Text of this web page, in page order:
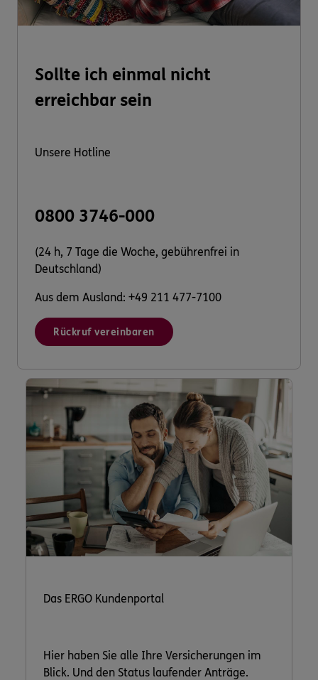
Sollte ich einmal nicht
erreichbar sein
Unsere Hotline
0800 3746-000
(24 h, 7 Tage die Woche, gebührenfrei in
Deutschland)
Aus dem Ausland: +49 211 477-7100
Rückruf vereinbaren
Das ERGO Kundenportal
Hier haben Sie alle Ihre Versicherungen im
Blick. Und den Status laufender Anträge.